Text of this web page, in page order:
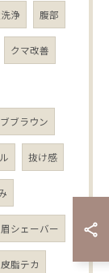
浄 腹部
クマ改善
ブラウン
抜け感
眉シェーバー
皮脂テカ